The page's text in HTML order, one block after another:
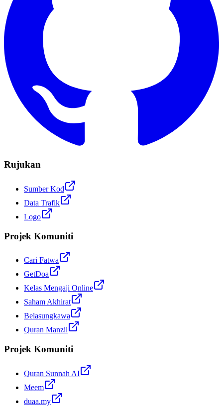
Rujukan
Sumber Kod
Data Trafik
Logo
Projek Komuniti
Cari Fatwa
GetDoa
Kelas Mengaji Online
Saham Akhirat
Belasungkawa
Quran Manzil
Projek Komuniti
Quran Sunnah AI
Meem
duaa.my